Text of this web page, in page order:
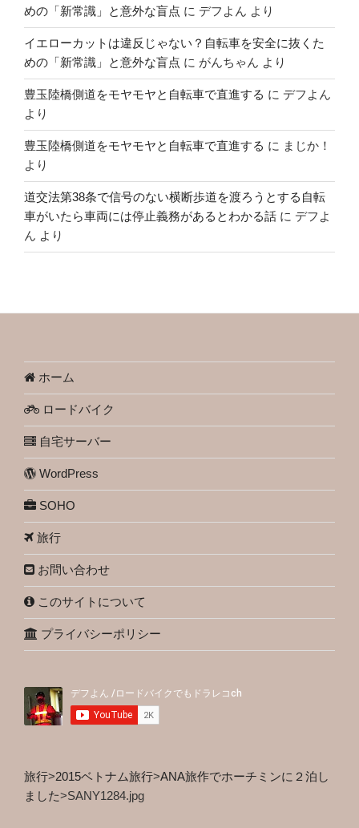
めの「新常識」と意外な盲点 に デフよん より
イエローカットは違反じゃない？自転車を安全に抜くた
めの「新常識」と意外な盲点 に がんちゃん より
豊玉陸橋側道をモヤモヤと自転車で直進する に デフよん
より
豊玉陸橋側道をモヤモヤと自転車で直進する に まじか！
より
道交法第38条で信号のない横断歩道を渡ろうとする自転
車がいたら車両には停止義務があるとわかる話 に デフよ
ん より
ホーム
ロードバイク
自宅サーバー
WordPress
SOHO
旅行
お問い合わせ
このサイトについて
プライバシーポリシー
旅行>2015ベトナム旅行>ANA旅作でホーチミンに２泊し
ました>SANY1284.jpg